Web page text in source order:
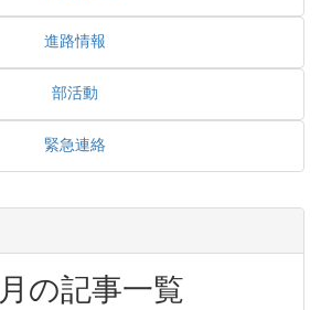
進路情報
部活動
緊急連絡
の記事一覧